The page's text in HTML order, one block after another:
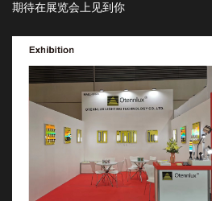
期待在展览会上见到你